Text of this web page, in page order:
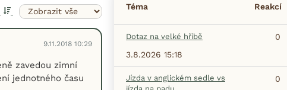
9.11.2018 10:29
zavedou zimní
jednotného času
Téma Reakcí
Dotaz na velké hříbě
0
3.8.2026 15:18
Jízda v anglickém sedle vs
0